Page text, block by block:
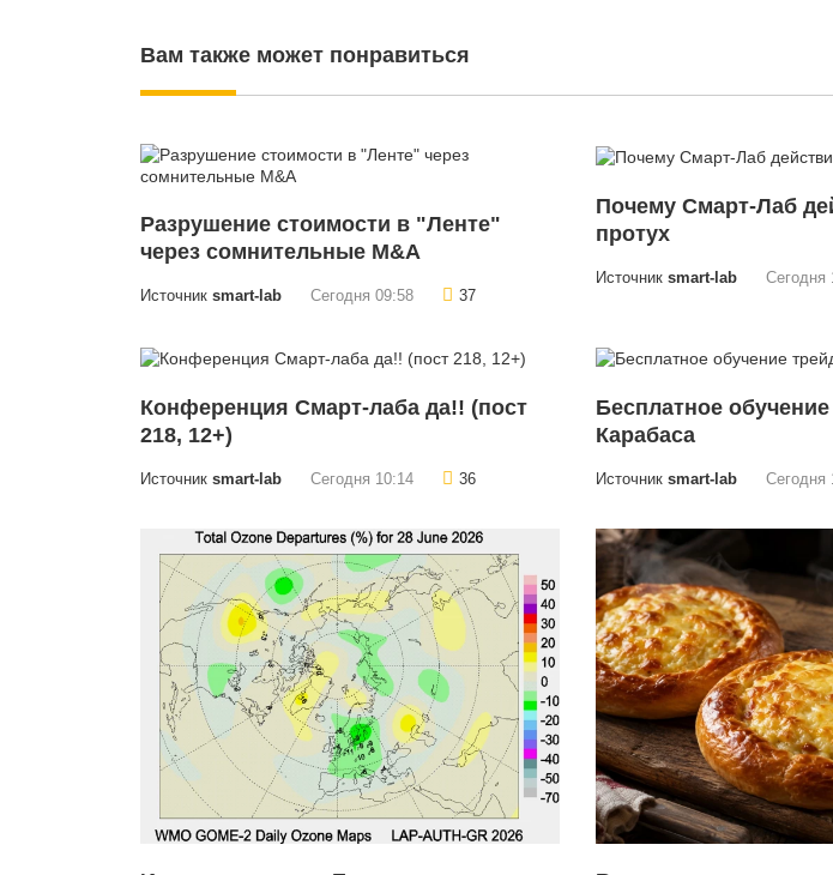
Вам также может понравиться
Разрушение стоимости в "Ленте"
через сомнительные M&A
Источник smart-lab Сегодня 09:58 37
Почему Смарт-Лаб
протух
Источник smart-lab Сегодня
Конференция Смарт-лаба да!! (пост
218, 12+)
Источник smart-lab Сегодня 10:14 36
Бесплатное
Карабаса
Источник smart-lab Сегодня